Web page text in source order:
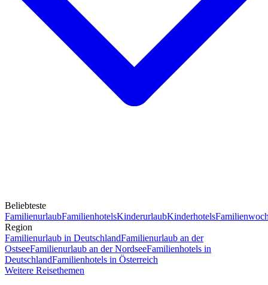
Beliebteste
FamilienurlaubFamilienhotelsKinderurlaubKinderhotels
Region
Familienurlaub in DeutschlandFamilienurlaub an der
OstseeFamilienurlaub an der NordseeFamilienhotels in
DeutschlandFamilienhotels in Österreich
Weitere Reisethemen